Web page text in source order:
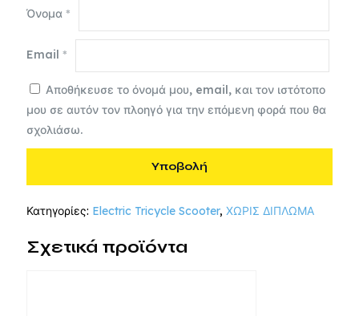
Όνομα *
Email *
Αποθήκευσε το όνομά μου, email, και τον ιστότοπο
μου σε αυτόν τον πλοηγό για την επόμενη φορά που θα
σχολιάσω.
Κατηγορίες: Electric Tricycle Scooter, ΧΩΡΙΣ ΔΙΠΛΩΜΑ
Σχετικά προϊόντα